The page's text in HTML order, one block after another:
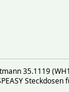
35.1119